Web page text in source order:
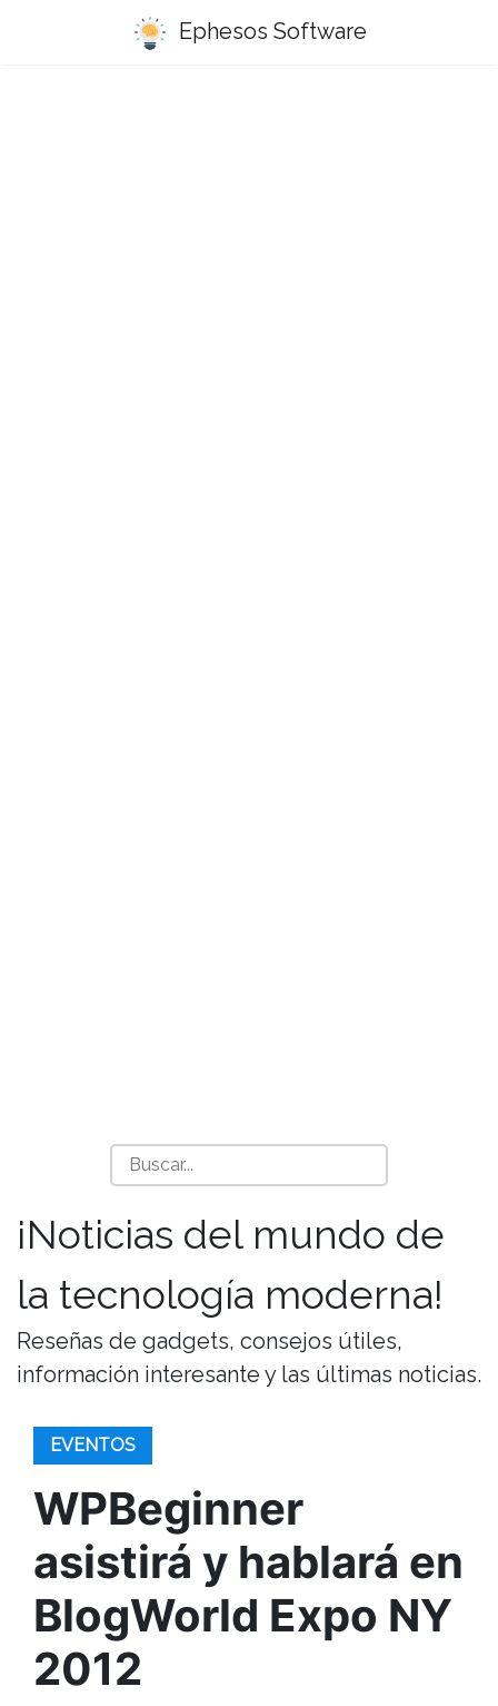
Ephesos Software
¡Noticias del mundo de
la tecnología moderna!
Reseñas de gadgets, consejos útiles,
información interesante y las últimas noticias.
EVENTOS
WPBeginner
asistirá y hablará en
BlogWorld Expo NY
2012